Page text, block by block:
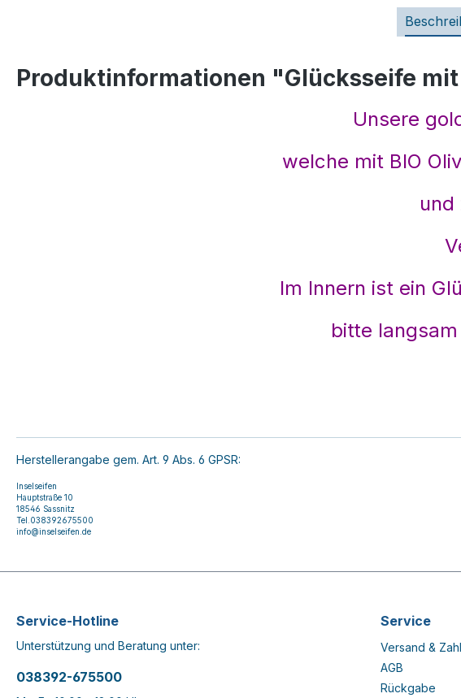
Produktinformationen "Glücksseife
Unsere
welche mit BIO
Im Innern ist ein
bitte
Herstellerangabe gem. Art. 9 Abs. 6 GPSR:
Inselseifen
Hauptstraße 10
18546 Sassnitz
Tel.038392675500
info@inselseifen.de
Service-Hotline
Unterstützung und Beratung unter:
038392-675500
Service
Versand &
AGB
Rückgabe